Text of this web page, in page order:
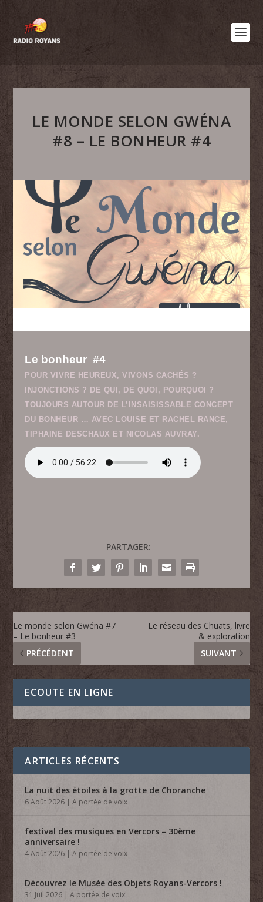
LE MONDE SELON GWÉNA
#8 – LE BONHEUR #4
Le bonheur #4
POUR VIVRE HEUREUX, VIVONS CACHÉS ?
INJONCTIONS ? DE QUI, DE QUOI, POURQUOI ?
TOUJOURS AUTOUR DE L’INSAISISSABLE CONCEPT
DU BONHEUR … AVEC LOUISE ET RACHEL RANCE,
TIPHAINE DESCHAUX ET NICOLAS AUVRAY.
PARTAGER:
Le monde selon Gwéna #7
– Le bonheur #3
PRÉCÉDENT
Le réseau des Chuats, livre
& exploration
SUIVANT
ECOUTE EN LIGNE
ARTICLES RÉCENTS
La nuit des étoiles à la grotte de Choranche
6 Août 2026 |A portée de voix
festival des musiques en Vercors – 30ème
anniversaire !
4 Août 2026 |A portée de voix
Découvrez le Musée des Objets Royans-Vercors !
31 Juil 2026 |A portée de voix